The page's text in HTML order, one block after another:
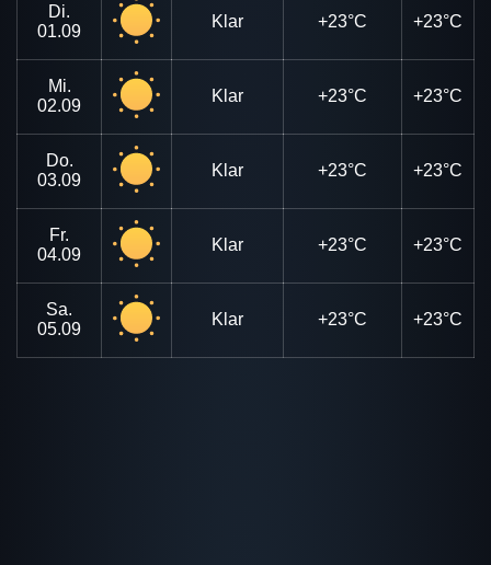
Di.
01.09
Klar +23°C +23°C
Mi.
02.09
Klar +23°C +23°C
Do.
03.09
Klar +23°C +23°C
Fr.
04.09
Klar +23°C +23°C
Sa.
05.09
Klar +23°C +23°C